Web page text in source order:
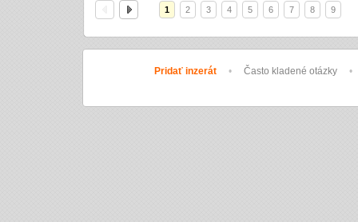
1 2 3 4 5 6 7 8 9
Pridať inzerát • Často kladené otázky •